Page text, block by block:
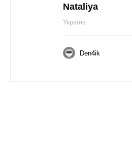
Nataliya
Україна
Den4ik